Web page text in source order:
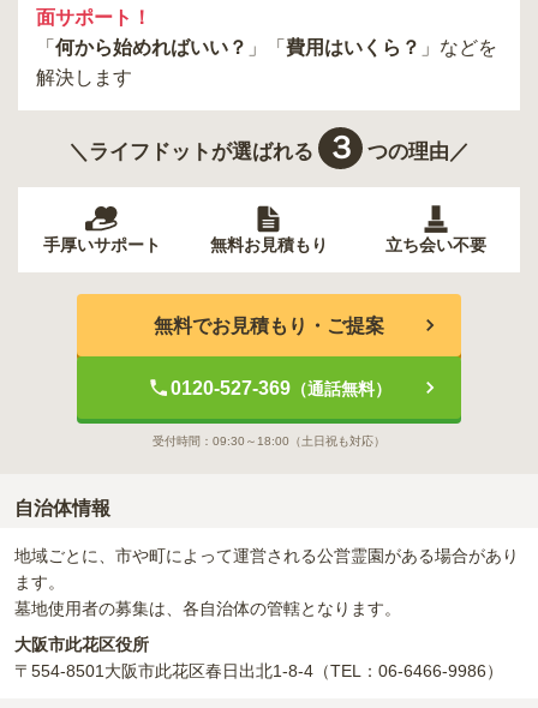
面サポート！
「 何から始めればいい？ 」「 費用はいくら？ 」などを
解決します
＼ライフドットが選ばれる ３ つの理由／
手厚いサポート 無料お見積もり 立ち会い不要
無料でお見積もり・ご提案
0120-527-369（通話無料）
受付時間： 09:30～18:00 （土日祝も対応）
自治体情報
地域ごとに、市や町によって運営される公営霊園がある場合があり
ます。
墓地使用者の募集は、各自治体の管轄となります。
大阪市此花区役所
〒554-8501大阪市此花区春日出北1-8-4 （TEL：06-6466-9986）